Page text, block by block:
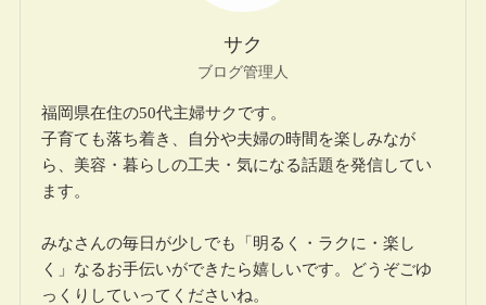
サク
ブログ管理人
福岡県在住の50代主婦サクです。
子育ても落ち着き、自分や夫婦の時間を楽しみなが
ら、美容・暮らしの工夫・気になる話題を発信してい
ます。
みなさんの毎日が少しでも「明るく・ラクに・楽し
く」なるお手伝いができたら嬉しいです。どうぞごゆ
っくりしていってくださいね。